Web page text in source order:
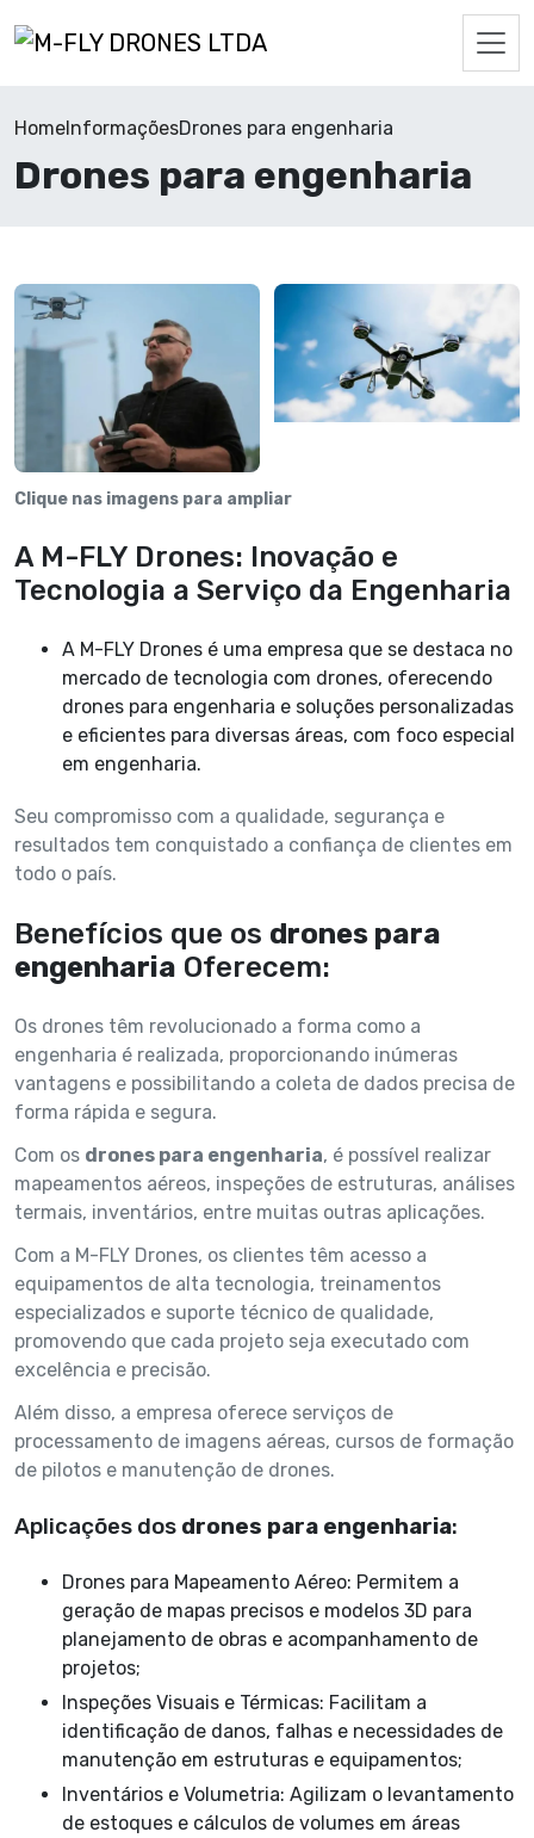
HomeInformaçõesDrones para engenharia
Drones para engenharia
Clique nas imagens para ampliar
A M-FLY Drones: Inovação e
Tecnologia a Serviço da Engenharia
A M-FLY Drones é uma empresa que se destaca no
mercado de tecnologia com drones, oferecendo
drones para engenharia e soluções personalizadas
e eficientes para diversas áreas, com foco especial
em engenharia.
Seu compromisso com a qualidade, segurança e
resultados tem conquistado a confiança de clientes em
todo o país.
Benefícios que os drones para
engenharia Oferecem:
Os drones têm revolucionado a forma como a
engenharia é realizada, proporcionando inúmeras
vantagens e possibilitando a coleta de dados precisa de
forma rápida e segura.
Com os drones para engenharia, é possível realizar
mapeamentos aéreos, inspeções de estruturas, análises
termais, inventários, entre muitas outras aplicações.
Com a M-FLY Drones, os clientes têm acesso a
equipamentos de alta tecnologia, treinamentos
especializados e suporte técnico de qualidade,
promovendo que cada projeto seja executado com
excelência e precisão.
Além disso, a empresa oferece serviços de
processamento de imagens aéreas, cursos de formação
de pilotos e manutenção de drones.
Aplicações dos drones para engenharia:
Drones para Mapeamento Aéreo: Permitem a
geração de mapas precisos e modelos 3D para
planejamento de obras e acompanhamento de
projetos;
Inspeções Visuais e Térmicas: Facilitam a
identificação de danos, falhas e necessidades de
manutenção em estruturas e equipamentos;
Inventários e Volumetria: Agilizam o levantamento
de estoques e cálculos de volumes em áreas